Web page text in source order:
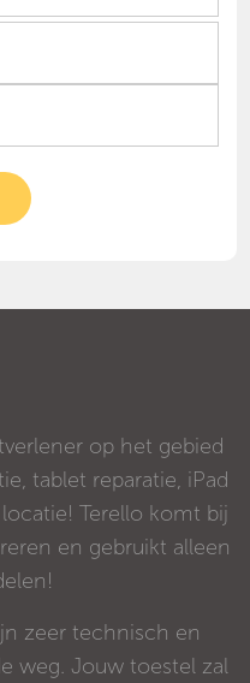
op het gebied
tablet reparatie, iPad
Terello komt bij
en gebruikt alleen
zeer technisch en
weg. Jouw toestel zal